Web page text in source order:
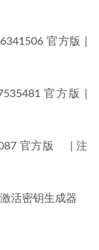
官方版 |
官方版 |
官方版     | 注
活密钥生成器